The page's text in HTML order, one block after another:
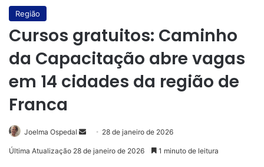
Região
Cursos gratuitos: Caminho
da Capacitação abre vagas
em 14 cidades da região de
Franca
Joelma Ospedal
Mande28 de janeiro de 2026
Última Atualização 28 de janeiro de 2026 1 minuto de leitura